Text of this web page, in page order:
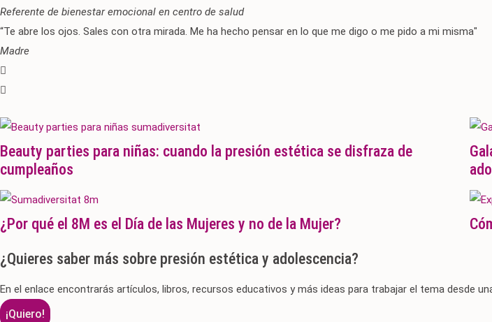
Referente de bienestar emocional en centro de salud
“Te abre los ojos. Sales con otra mirada. Me ha hecho pensar en lo que me digo o me pido a mi misma"
Madre
Beauty parties para niñas: cuando la presión estética se disfraza de
cumpleaños
¿Por qué el 8M es el Día de las Mujeres y no de la Mujer?
¿Quieres saber más sobre presión estética y adolescencia?
En el enlace encontrarás artículos, libros, recursos educativos y más ideas para trabajar el tema desde
¡Quiero!